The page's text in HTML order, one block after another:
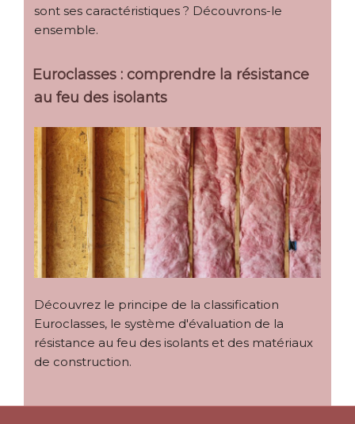
sont ses caractéristiques ? Découvrons-le
ensemble.
Euroclasses : comprendre la résistance
au feu des isolants
Découvrez le principe de la classification
Euroclasses, le système d'évaluation de la
résistance au feu des isolants et des matériaux
de construction.